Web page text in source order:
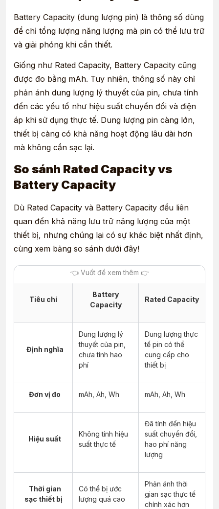
Battery Capacity (dung lượng pin) là thông số dùng
để chỉ tổng lượng năng lượng mà pin có thể lưu trữ
và giải phóng khi cần thiết.
Giống như Rated Capacity, Battery Capacity cũng
được đo bằng mAh. Tuy nhiên, thông số này chỉ
phản ánh dung lượng lý thuyết của pin, chưa tính
đến các yếu tố như hiệu suất chuyển đổi và điện
áp khi sử dụng thực tế. Dung lượng pin càng lớn,
thiết bị càng có khả năng hoạt động lâu dài hơn
mà không cần sạc lại.
So sánh Rated Capacity vs
Battery Capacity
Dù Rated Capacity và Battery Capacity đều liên
quan đến khả năng lưu trữ năng lượng của một
thiết bị, nhưng chúng lại có sự khác biệt nhất định,
cùng xem bảng so sánh dưới đây!
Tiêu chí
Battery
Capacity
Rated Capacity
Định nghĩa
Dung lượng lý
thuyết của pin,
chưa tính hao
phí
Dung lượng thực
tế pin có thể
cung cấp cho
thiết bị
Đơn vị đo mAh, Ah, Wh mAh, Ah, Wh
Hiệu suất
Không tính hiệu
suất thực tế
Đã tính đến hiệu
suất chuyển đổi,
hao phí năng
lượng
Thời gian
sạc thiết bị
Có thể bị ước
lượng quá cao
Phản ánh thời
gian sạc thực tế
chính xác hơn